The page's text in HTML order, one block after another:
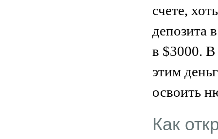
счете,
депозита
в $3000. В
этим
освоить
Как